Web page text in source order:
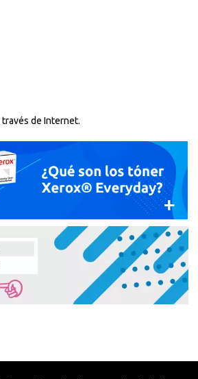
de Internet.